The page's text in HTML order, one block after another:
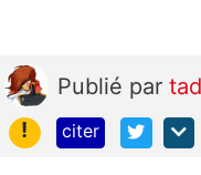
Publié par
!
citer